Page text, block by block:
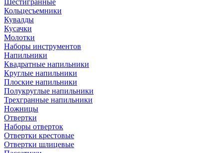
Шестигранные
Кольцесъемники
Кувалды
Кусачки
Молотки
Наборы инструментов
Напильники
Квадратные напильники
Круглые напильники
Плоские напильники
Полукруглые напильники
Трехгранные напильники
Ножницы
Отвертки
Наборы отверток
Отвертки крестовые
Отвертки шлицевые